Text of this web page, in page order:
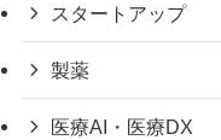
スタートアップ
製薬
医療AI・医療DX